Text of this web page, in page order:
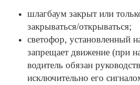
шлагбаум закрыт или
закрываться/открываться;
светофор, установленный
запрещает движение (при
водитель обязан
исключительно его